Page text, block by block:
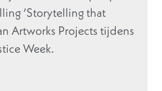
‘Storytelling that
Artworks Projects tijdens
Week.